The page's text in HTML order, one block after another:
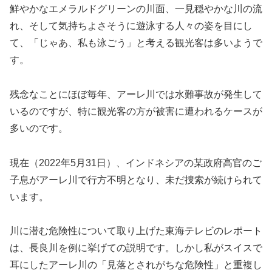
鮮やかなエメラルドグリーンの川面、一見穏やかな川の流
れ、そして気持ちよさそうに遊泳する人々の姿を目にし
て、「じゃあ、私も泳ごう」と考える観光客は多いようで
す。
残念なことにほぼ毎年、アーレ川では水難事故が発生して
いるのですが、特に観光客の方が被害に遭われるケースが
多いのです。
現在（2022年5月31日）、インドネシアの某政府高官のご
子息がアーレ川で行方不明となり、未だ捜索が続けられて
います。
川に潜む危険性について取り上げた東海テレビのレポート
は、長良川を例に挙げての説明です。しかし私がスイスで
耳にしたアーレ川の「見落とされがちな危険性」と重複し